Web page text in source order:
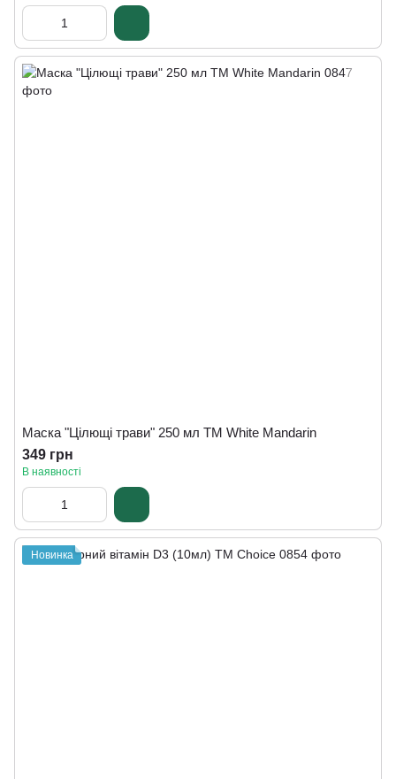
Маска "Цілющі трави" 250 мл ТМ White Mandarin
349 грн
В наявності
Новинка